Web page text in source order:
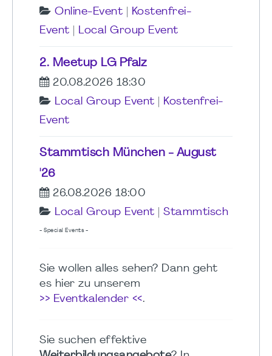
Online-Event
Kostenfrei-
Event
Local Group Event
2. Meetup LG Pfalz
20.08.2026 18:30
Local Group Event
Kostenfrei-
Event
Stammtisch München - August
'26
26.08.2026 18:00
Local Group Event
Stammtisch
- Special Events -
Sie wollen alles sehen? Dann geht
es hier zu unserem
>> Eventkalender <<.
Sie suchen effektive